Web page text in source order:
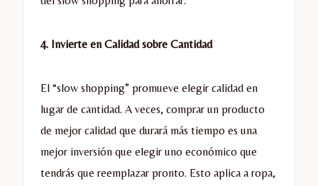
4. Invierte en Calidad sobre Cantidad
El “slow shopping” promueve elegir calidad en
lugar de cantidad. A veces, comprar un producto
de mejor calidad que durará más tiempo es una
mejor inversión que elegir uno económico que
tendrás que reemplazar pronto. Esto aplica a ropa,